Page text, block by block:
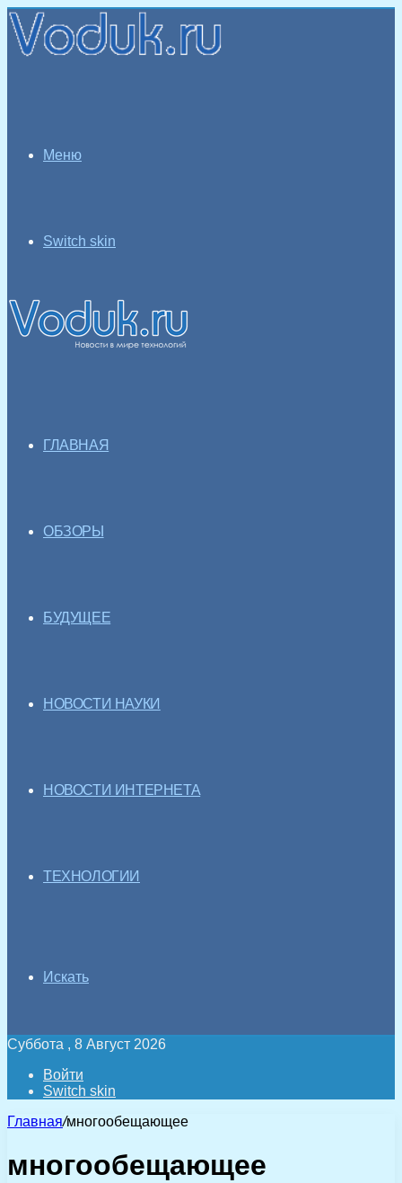
Меню
Switch skin
ГЛАВНАЯ
ОБЗОРЫ
БУДУЩЕЕ
НОВОСТИ НАУКИ
НОВОСТИ ИНТЕРНЕТА
ТЕХНОЛОГИИ
Искать
Суббота , 8 Август 2026
Войти
Switch skin
Главная/многообещающее
многообещающее